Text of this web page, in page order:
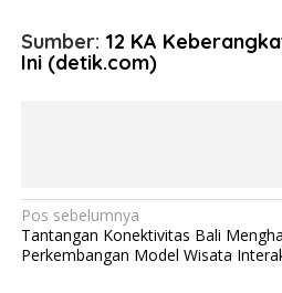
Sumber: 12 KA
Ini (detik.com)
N
a
Pos sebelumnya
Tantangan Konektivitas Bali
Perkembangan Model Wisata